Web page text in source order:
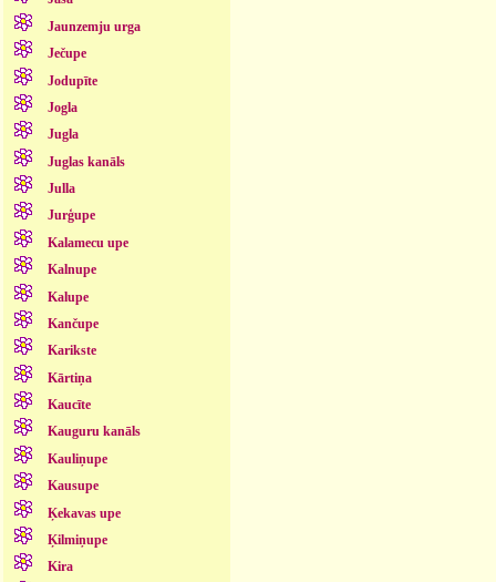
Jaunzemju urga
Ječupe
Jodupīte
Jogla
Jugla
Juglas kanāls
Julla
Jurģupe
Kalamecu upe
Kalnupe
Kalupe
Kančupe
Karikste
Kārtiņa
Kaucīte
Kauguru kanāls
Kauliņupe
Kausupe
Ķekavas upe
Ķilmiņupe
Kira